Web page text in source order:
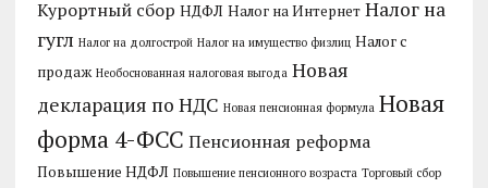
Курортный сбор НДФЛ Налог на Интернет Налог на
гугл Налог на долгострой Налог на имущество физлиц Налог с
продаж Необоснованная налоговая выгода Новая
декларация по НДС Новая пенсионная формула Новая
форма 4-ФСС Пенсионная реформа
Повышение НДФЛ Повышение пенсионного возраста Торговый сбор